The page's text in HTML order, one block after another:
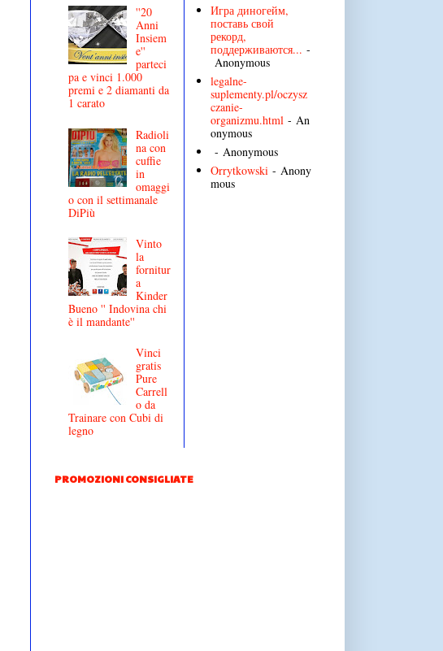
''20
Anni
Insiem
e''
parteci
pa e vinci 1.000
premi e 2 diamanti da
1 carato
Radioli
na con
cuffie
in
omaggi
o con il settimanale
DiPiù
Vinto
la
fornitur
a
Kinder
Bueno '' Indovina chi
è il mandante''
Vinci
gratis
Pure
Carrell
o da
Trainare con Cubi di
legno
Игра диногейм,
поставь свой
рекорд,
поддерживаются... -
Anonymous
legalne-
suplementy.pl/oczysz
czanie-
organizmu.html - An
onymous
- Anonymous
Orrytkowski - Anony
mous
PROMOZIONI CONSIGLIATE